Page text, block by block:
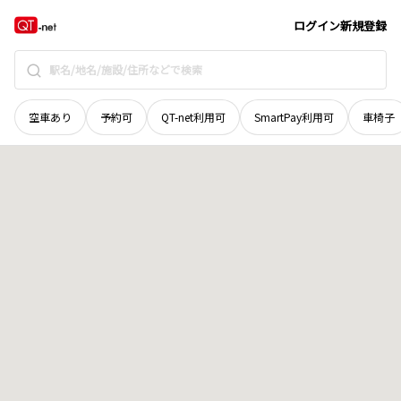
ログイン新規登録
空車あり 予約可 QT-net利用可 SmartPay利用可 車椅子
奈良県